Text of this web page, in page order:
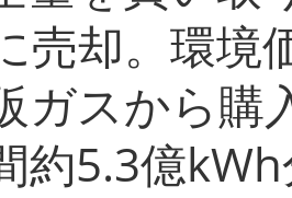
売却。環境
ガスから購
約5.3億